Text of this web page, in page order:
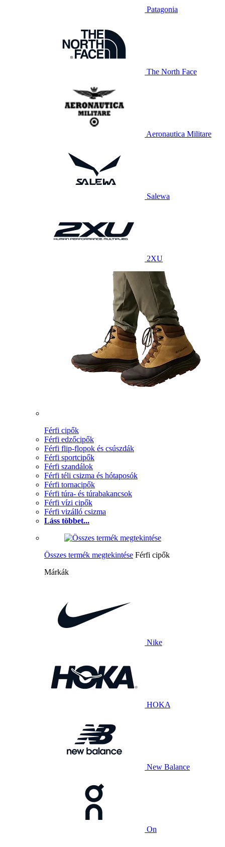
Patagonia
The North Face
Aeronautica Militare
Salewa
2XU
Férfi cipők
Férfi edzőcipők
Férfi flip-flopok és csúszdák
Férfi sportcipők
Férfi szandálok
Férfi téli csizma és hótaposók
Férfi tornacipők
Férfi túra- és túrabakancsok
Férfi vízi cipők
Férfi vizálló csizma
Láss többet...
Összes termék megtekintése Férfi cipők
Márkák
Nike
HOKA
New Balance
On